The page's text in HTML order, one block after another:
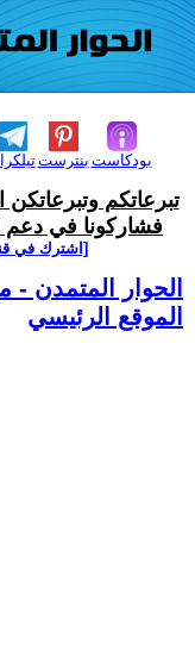
بنترست بودكاست
تبرعاتكم وتبرعاتكن
فشاركونا في دعم
[اشترك في
الحوار المتمدن -
الموقع الرئيسي